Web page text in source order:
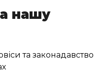
нашу
та законадавство